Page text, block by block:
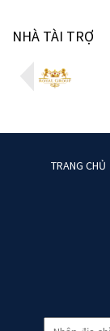
NHÀ TÀI TRỢ
TRANG CHỦ